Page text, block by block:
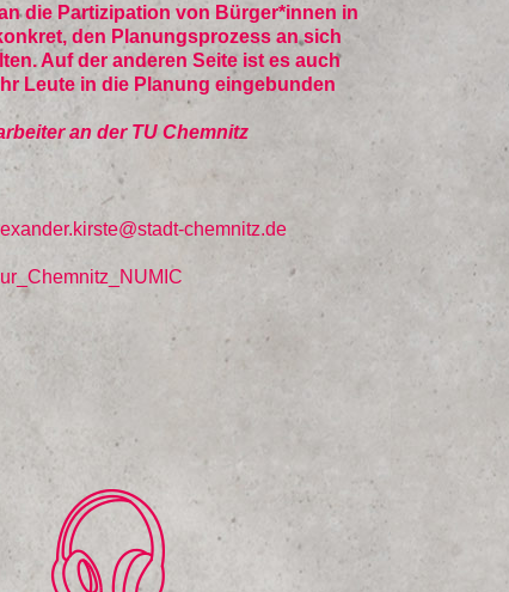
die Partizipation von Bürger*innen in
den Planungsprozess an sich
Auf der anderen Seite ist es auch
Leute in die Planung eingebunden
an der TU Chemnitz
chemnitz.de